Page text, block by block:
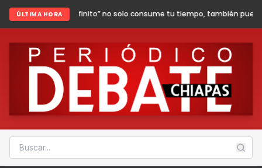
ÚLTIMA HORA
no solo consume tu tiempo, también puede poner en riesgo tu